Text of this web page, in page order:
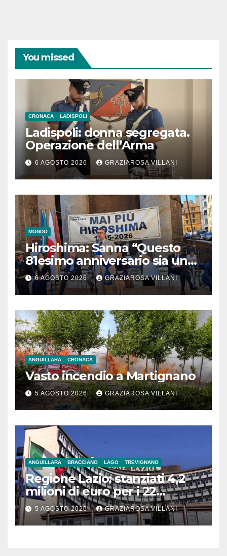
You missed
CRONACA LADISPOLI
Ladispoli: donna segregata.
Operazione dell’Arma
6 AGOSTO 2026 GRAZIAROSA VILLANI
MONDO
Hiroshima: Sanna “Questo
81esimo anniversario sia un
monito per tutti”
6 AGOSTO 2026 GRAZIAROSA VILLANI
ANGUILLARA CRONACA
Vasto incendio a Martignano
5 AGOSTO 2026 GRAZIAROSA VILLANI
ANGUILLARA BRACCIANO LAGO TREVIGNANO
Regione Lazio: stanziati 4,2
milioni di euro per i 22
Comuni dell’Etruria
Meridionale
5 AGOSTO 2026 GRAZIAROSA VILLANI